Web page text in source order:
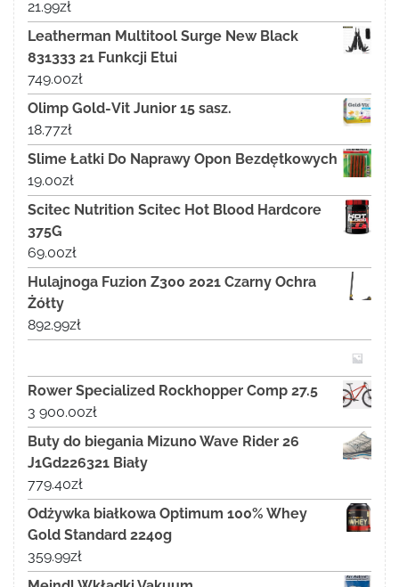
21.99zł
Leatherman Multitool Surge New Black
831333 21 Funkcji Etui
749.00zł
Olimp Gold-Vit Junior 15 sasz.
18.77zł
Slime Łatki Do Naprawy Opon Bezdętkowych
19.00zł
Scitec Nutrition Scitec Hot Blood Hardcore
375G
69.00zł
Hulajnoga Fuzion Z300 2021 Czarny Ochra
Żółty
892.99zł
Rower Specialized Rockhopper Comp 27.5
3 900.00zł
Buty do biegania Mizuno Wave Rider 26
J1Gd226321 Biały
779.40zł
Odżywka białkowa Optimum 100% Whey
Gold Standard 2240g
359.99zł